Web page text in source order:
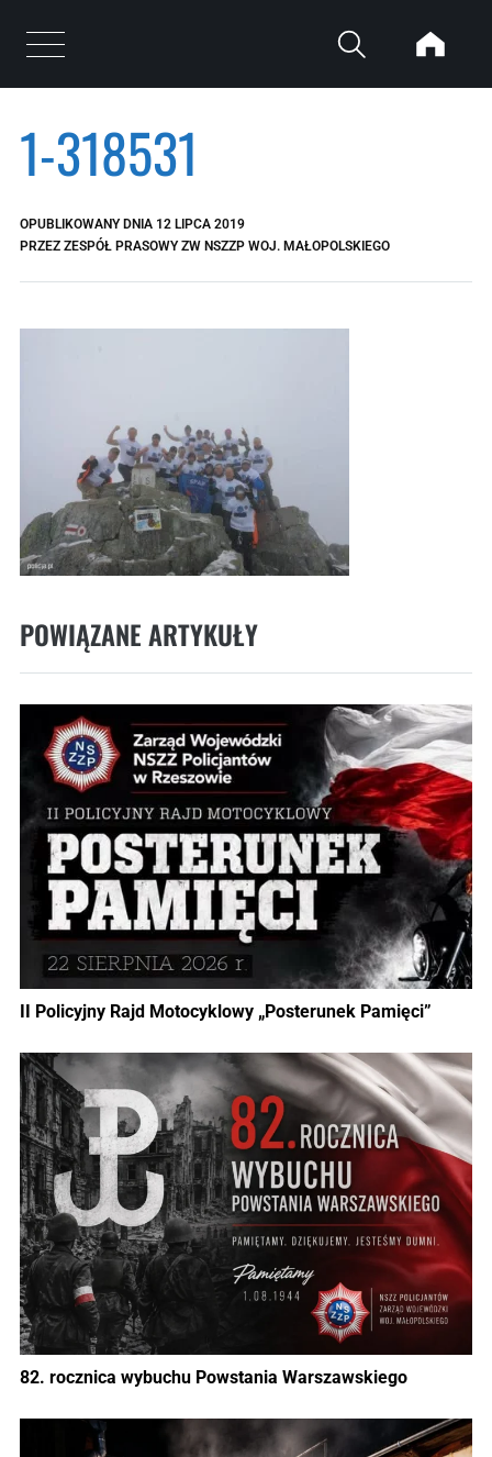
Otwórz menu
1-318531
OPUBLIKOWANY DNIA 12 LIPCA 2019
PRZEZ ZESPÓŁ PRASOWY ZW NSZZP WOJ. MAŁOPOLSKIEGO
POWIĄZANE ARTYKUŁY
II Policyjny Rajd Motocyklowy „Posterunek Pamięci”
82. rocznica wybuchu Powstania Warszawskiego